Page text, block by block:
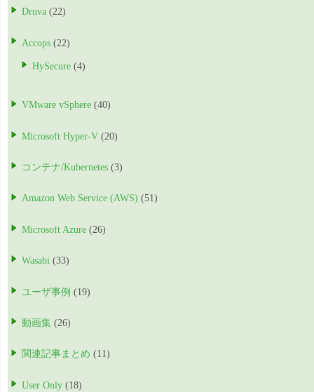
Druva (22)
Accops (22)
HySecure (4)
VMware vSphere (40)
Microsoft Hyper-V (20)
コンテナ/Kubernetes (3)
Amazon Web Service (AWS) (51)
Microsoft Azure (26)
Wasabi (33)
ユーザ事例 (19)
動画集 (26)
関連記事まとめ (11)
User Only (18)